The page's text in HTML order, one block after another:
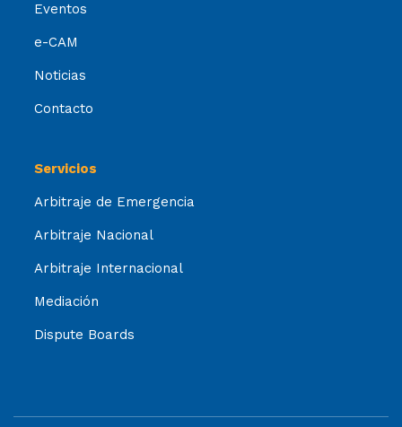
Eventos
e-CAM
Noticias
Contacto
Servicios
Arbitraje de Emergencia
Arbitraje Nacional
Arbitraje Internacional
Mediación
Dispute Boards